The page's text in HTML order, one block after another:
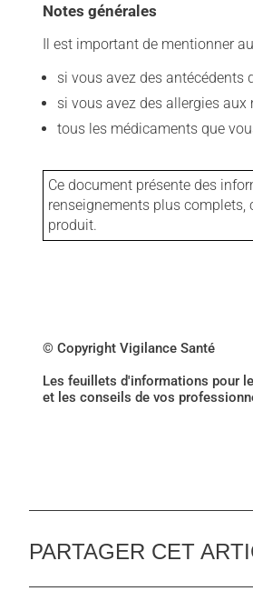
Notes générales
Il est important de mentionner
si vous avez des antécédents
si vous avez des allergies
tous les médicaments que
Ce document présente des
renseignements plus
produit.
© Copyright Vigilance Santé
Les feuillets d'informations pour
et les conseils de vos
PARTAGER CET